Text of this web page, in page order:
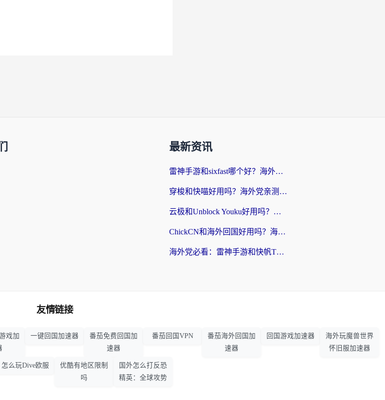
最新资讯
雷神手游和sixfast哪个好？海外党亲测3款回国加速器，教你选对不踩坑
穿梭和快喵好用吗？海外党亲测：小众加速器对比+番茄加速器深度体验
云极和Unblock Youku好用吗？海外党亲测+2026回国加速器避坑指南
ChickCN和海外回国好用吗？海外党2026亲测：从手游到影音，选对加速器的3个关键
海外党必看：雷神手游和快帆TV版好用吗？3步选对回国加速器不踩坑
友情链接
戏加
一键回国加速器
番茄免费回国加
速器
番茄回国VPN
番茄海外回国加
速器
回国游戏加速器
海外玩魔兽世界
怀旧服加速器
怎么玩Dive欧服
优酷有地区限制
吗
国外怎么打反恐
精英：全球攻势